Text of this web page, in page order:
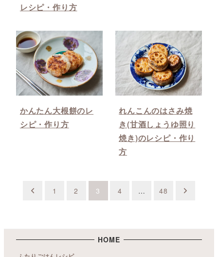
レシピ・作り方
かんたん大根餅のレ
シピ・作り方
れんこんのはさみ焼
き(甘酒しょうゆ照り
焼き)のレシピ・作り
方
ペ
1 2 3 4 … 48
HOME